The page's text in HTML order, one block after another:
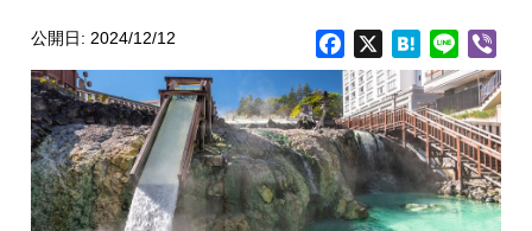
公開日: 2024/12/12 Facebook HatenaLine